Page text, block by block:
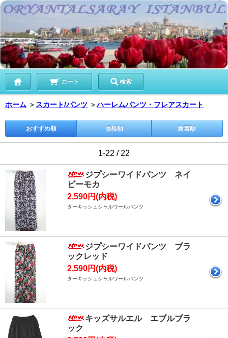
カート 検索
ホーム ＞ スカート/パンツ ＞ハーレムパンツ・フレアスカート
おすすめ順 価格順 新着順
1-22 / 22
ジプシーワイドパンツ ネイ
ビーモカ
2,590円(内税)
ターキッシュシャルワールパンツ
ジプシーワイドパンツ ブラ
ックレッド
2,590円(内税)
ターキッシュシャルワールパンツ
キッズサルエル エブルブラ
ック